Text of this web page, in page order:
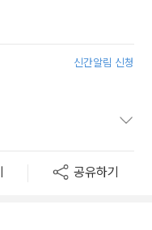
신간알림 신청
공유하기